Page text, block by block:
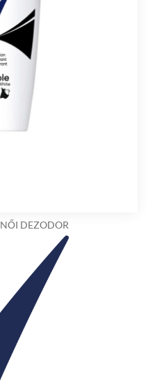
NŐI DEZODOR